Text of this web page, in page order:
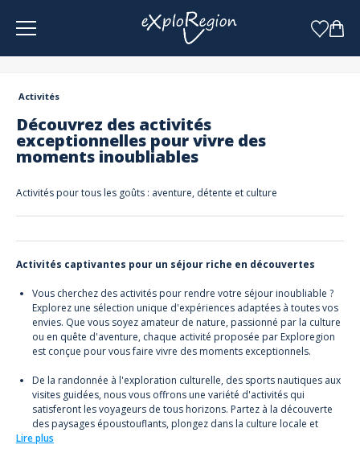
Panneau de gestion des cookies
Activités
Découvrez des activités
exceptionnelles pour vivre des
moments inoubliables
Activités pour tous les goûts : aventure, détente et culture
Activités captivantes pour un séjour riche en découvertes
Vous cherchez des activités pour rendre votre séjour inoubliable ?
Explorez une sélection unique d'expériences adaptées à toutes vos
envies. Que vous soyez amateur de nature, passionné par la culture
ou en quête d'aventure, chaque activité proposée par Exploregion
est conçue pour vous faire vivre des moments exceptionnels.
De la randonnée à l'exploration culturelle, des sports nautiques aux
visites guidées, nous vous offrons une variété d'activités qui
satisferont les voyageurs de tous horizons. Partez à la découverte
des paysages époustouflants, plongez dans la culture locale et
laissez-vous surprendre par des expériences inédites.
Lire plus